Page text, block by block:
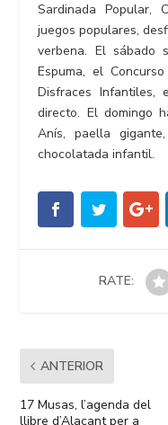
Sardinada Popular,
juegos populares,
verbena. El
Espuma, el
Disfraces Infantiles,
directo. El domingo
Anís, paella
chocolatada infantil.
RATE:
ANTERIOR
17 Musas, l’agenda del
llibre d’Alacant per a